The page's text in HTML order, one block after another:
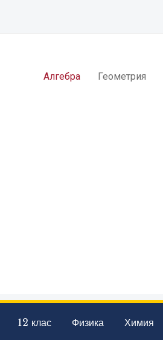
Алгебра Геометрия
12 клас Физика Химия